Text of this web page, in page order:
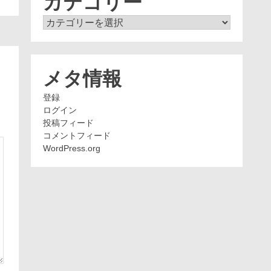
カ
メタ情報
登録
ログイン
投稿フィード
コメントフィード
WordPress.org